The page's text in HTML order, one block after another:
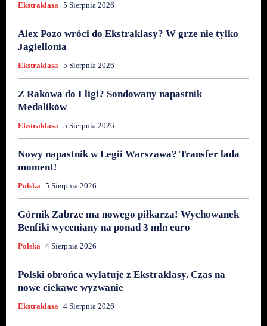
Ekstraklasa 5 Sierpnia 2026
Alex Pozo wróci do Ekstraklasy? W grze nie tylko
Jagiellonia
Ekstraklasa 5 Sierpnia 2026
Z Rakowa do I ligi? Sondowany napastnik
Medalików
Ekstraklasa 5 Sierpnia 2026
Nowy napastnik w Legii Warszawa? Transfer lada
moment!
Polska 5 Sierpnia 2026
Górnik Zabrze ma nowego piłkarza! Wychowanek
Benfiki wyceniany na ponad 3 mln euro
Polska 4 Sierpnia 2026
Polski obrońca wylatuje z Ekstraklasy. Czas na
nowe ciekawe wyzwanie
Ekstraklasa 4 Sierpnia 2026